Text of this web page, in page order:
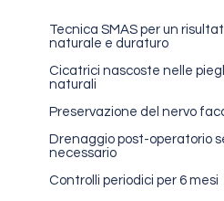
Tecnica SMAS per un
naturale e duraturo
Cicatrici nascoste nelle
naturali
Preservazione del nervo
Drenaggio post-operatorio
necessario
Controlli periodici per 6 mesi